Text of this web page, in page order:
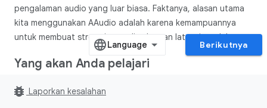
pengalaman audio yang luar biasa. Faktanya, alasan utama
kita menggunakan AAudio adalah karena kemampuannya
untuk membuat streaming audio dengan latensi rendah.
Yang akan Anda pelajari
latensi rendah
Berikutnya
bug_report Laporkan kesalahan